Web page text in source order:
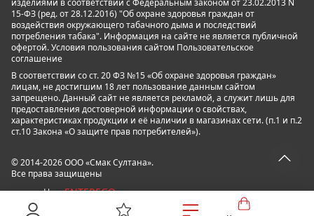
изделиями в соответствии с Федеральным законом от 23.02.2013 N
15-ФЗ (ред. от 28.12.2016) "Об охране здоровья граждан от
воздействия окружающего табачного дыма и последствий
потребления табака". Информация на сайте не является публичной
офертой. Условия пользования сайтом Пользовательское
соглашение
В соответствии со ст. 20 ФЗ №15 «Об охране здоровья граждан»
лицам, не достигшим 18 лет пользование данным сайтом
запрещено. Данный сайт не является рекламой, а служит лишь для
предоставления достоверной информации о свойствах,
характеристиках продукции и её наличии в магазинах сети. (п.1 и п.2
ст.10 Закона «О защите прав потребителей»).
© 2014-2026 ООО «Смак Султана».
Все права защищены
powered by ENTEREGO